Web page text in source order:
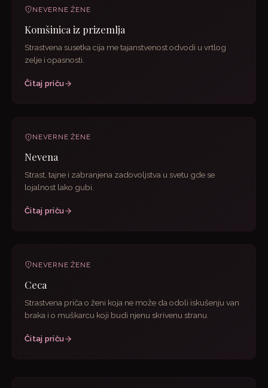
NEVERNE ŽENE
Komšinica iz prizemlja
Strastvena susetka cija me tajanstvenost odvodi u vrtlog
zelje i opasnosti.
Čitaj priču
NEVERNE ŽENE
Nevena
Strast, tajne i zabranjena zadovoljstva u svetu gde se
lojalnost lako gubi.
Čitaj priču
NEVERNE ŽENE
Ceca
Strastvena priča o ženi koja ne može da odoli iskušenju van
braka i o muškarcu koji budi njenu skrivenu stranu.
Čitaj priču